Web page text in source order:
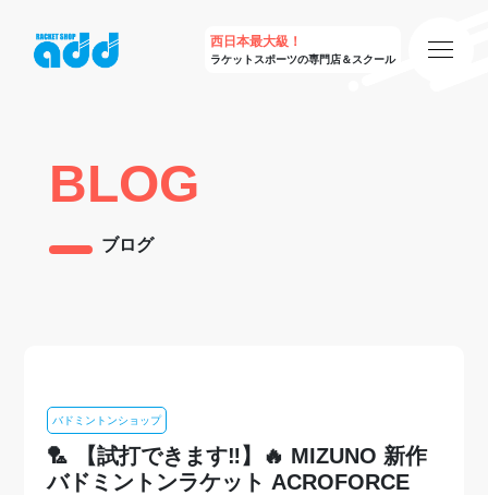
西日本最大級！
ラケットスポーツの専門店＆スクール
BLOG
ブログ
バドミントンショップ
🏸 【試打できます‼️】🔥 MIZUNO 新作
バドミントンラケット ACROFORCE